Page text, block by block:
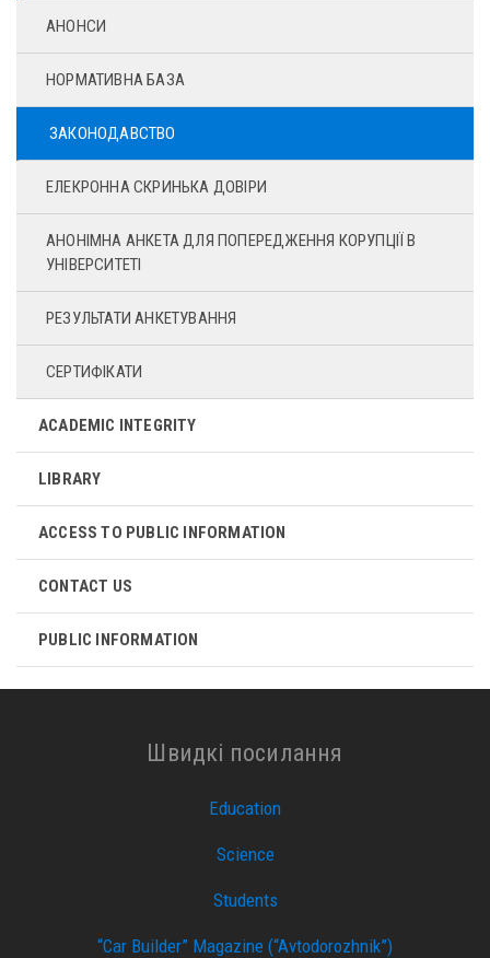
АНОНСИ
НОРМАТИВНА БАЗА
ЗАКОНОДАВСТВО
ЕЛЕКРОННА СКРИНЬКА ДОВІРИ
АНОНІМНА АНКЕТА ДЛЯ ПОПЕРЕДЖЕННЯ КОРУПЦІЇ В
УНІВЕРСИТЕТІ
РЕЗУЛЬТАТИ АНКЕТУВАННЯ
СЕРТИФІКАТИ
ACADEMIC INTEGRITY
LIBRARY
ACCESS TO PUBLIC INFORMATION
CONTACT US
PUBLIC INFORMATION
Швидкі посилання
Education
Science
Students
“Car Builder” Magazine (“Avtodorozhnik”)